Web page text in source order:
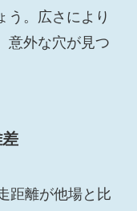
う。広さにより
意外な穴が見つ
距離が他場と比